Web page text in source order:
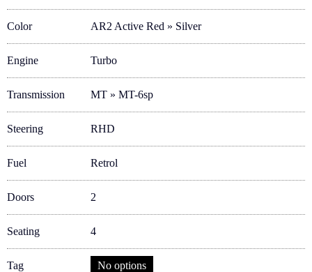
Color AR2 Active Red » Silver
Engine Turbo
Transmission MT » MT-6sp
Steering RHD
Fuel Retrol
Doors 2
Seating 4
Tag No options